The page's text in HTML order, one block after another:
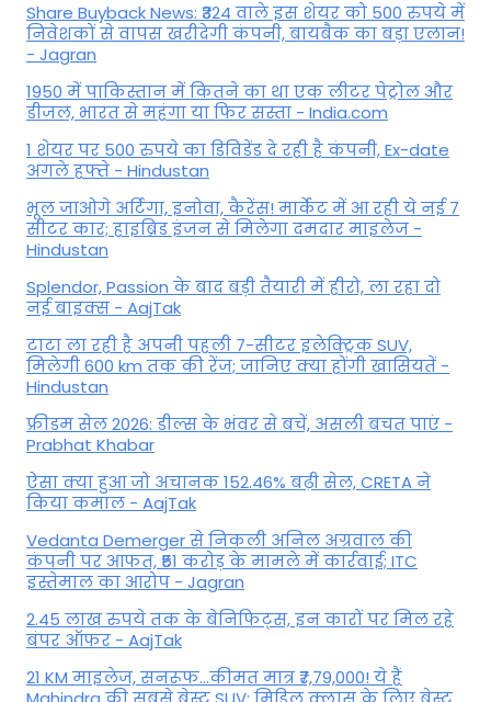
Share Buyback News: ₹324 वाले इस शेयर को 500 रुपये में
निवेशकों से वापस खरीदेगी कंपनी, बायबैक का बड़ा एलान!
- Jagran
1950 में पाकिस्तान में कितने का था एक लीटर पेट्रोल और
डीजल, भारत से महंगा या फिर सस्ता - India.com
1 शेयर पर 500 रुपये का डिविडेंड दे रही है कंपनी, Ex-date
अगले हफ्ते - Hindustan
भूल जाओगे अर्टिगा, इनोवा, कैरेंस! मार्केट में आ रही ये नई 7
सीटर कार; हाइब्रिड इंजन से मिलेगा दमदार माइलेज -
Hindustan
Splendor, Passion के बाद बड़ी तैयारी में हीरो, ला रहा दो
नई बाइक्स - AajTak
टाटा ला रही है अपनी पहली 7-सीटर इलेक्ट्रिक SUV,
मिलेगी 600 km तक की रेंज; जानिए क्या होंगी खासियतें -
Hindustan
फ्रीडम सेल 2026: डील्स के भंवर से बचें, असली बचत पाएं -
Prabhat Khabar
ऐसा क्या हुआ जो अचानक 152.46% बढ़ी सेल, CRETA ने
किया कमाल - AajTak
Vedanta Demerger से निकली अनिल अग्रवाल की
कंपनी पर आफत, ₹51 करोड़ के मामले में कार्रवाई; ITC
इस्तेमाल का आरोप - Jagran
2.45 लाख रुपये तक के बेनिफिट्स, इन कारों पर मिल रहे
बंपर ऑफर - AajTak
21 KM माइलेज, सनरूफ...कीमत मात्र ₹7,79,000! ये हैं